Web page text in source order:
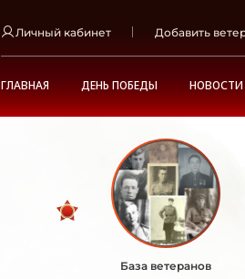
Личный кабинет Добавить
ГЛАВНАЯ ДЕНЬ ПОБЕДЫ НОВОСТИ
База ветеранов